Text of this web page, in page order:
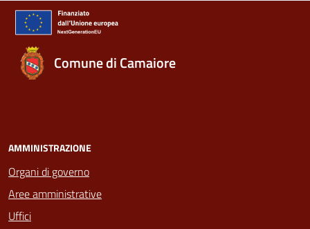
Comune di Camaiore
AMMINISTRAZIONE
Organi di governo
Aree amministrative
Uffici